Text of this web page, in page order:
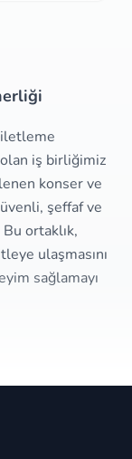
iş birliğimiz
konser ve
şeffaf ve
ortaklık,
ulaşmasını
sağlamayı